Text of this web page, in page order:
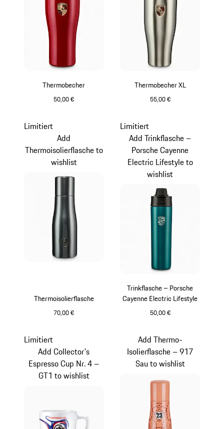
Thermobecher
50,00 €
Thermobecher XL
55,00 €
Thermoisolierflasche
70,00 €
Limitiert
Add
Thermoisolierflasche to
wishlist
Trinkflasche – Porsche
Cayenne Electric Lifestyle
50,00 €
Limitiert
Add Trinkflasche –
Porsche Cayenne
Electric Lifestyle to
wishlist
Limitiert
Add Collector's
Espresso Cup Nr. 4 –
GT1 to wishlist
Add Thermo-
Isolierflasche – 917
Sau to wishlist